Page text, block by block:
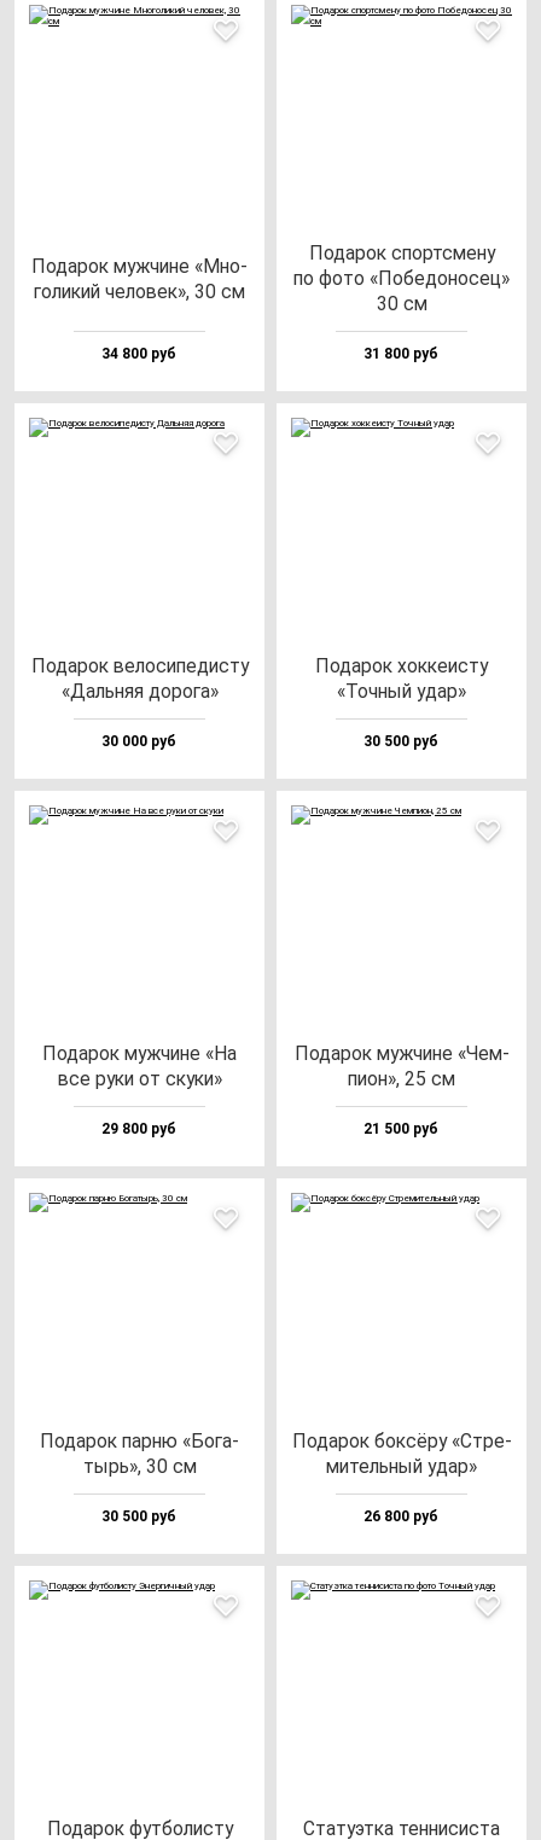
Пода­рок муж­чи­не «Мно­
го­ли­кий че­ло­век», 30 см
34 800 руб
Пода­рок спорт­сме­ну
по фо­то «Побе­до­но­сец»
30 см
31 800 руб
Пода­рок ве­ло­си­пе­дис­ту
«Даль­няя до­ро­га»
30 000 руб
Пода­рок хок­ке­ис­ту
«Точ­ный удар»
30 500 руб
Пода­рок муж­чи­не «На
все ру­ки от ску­ки»
29 800 руб
Пода­рок муж­чи­не «Чем­
пи­он», 25 см
21 500 руб
Пода­рок пар­ню «Бога­
тырь», 30 см
30 500 руб
Пода­рок бок­сё­ру «Стре­
ми­тель­ный удар»
26 800 руб
Пода­рок фут­бо­лис­ту Ста­ту­эт­ка тен­ни­сис­та